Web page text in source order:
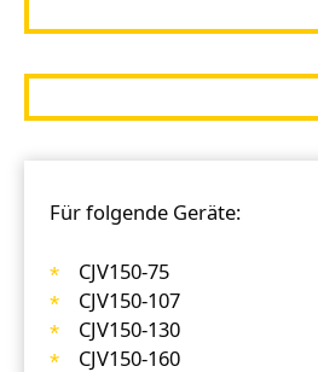
Für folgende Geräte:
CJV150-75
CJV150-107
CJV150-130
CJV150-160